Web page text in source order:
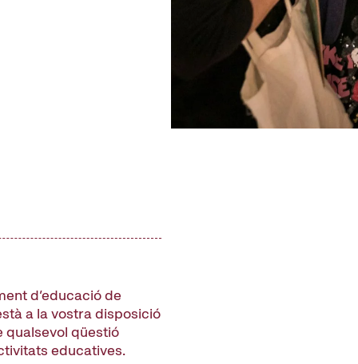
d’educació de
a la vostra disposició
qualsevol qüestió
educatives.